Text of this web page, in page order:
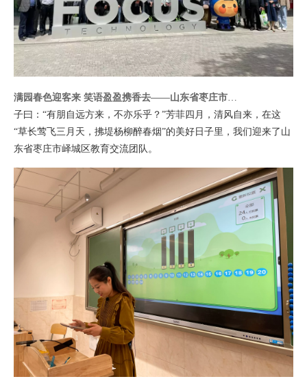
满园春色迎客来 笑语盈盈携香去——山东省枣庄市峄城区教体局参观考察记
子曰：“有朋自远方来，不亦乐乎？”芳菲四月，清风自来，在这
“草长莺飞三月天，拂堤杨柳醉春烟”的美好日子里，我们迎来了山
东省枣庄市峄城区教育交流团队。